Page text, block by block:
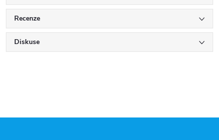
Recenze
Diskuse